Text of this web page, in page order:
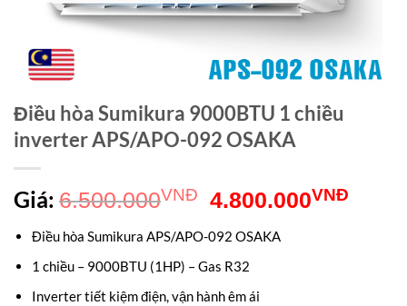
Điều hòa Sumikura 9000BTU 1 chiều
inverter APS/APO-092 OSAKA
Giá: 6.500.000VNĐ
Giá
gốc
là:
6.500.000VNĐ.
4.800.000VNĐGiá
Điều hòa Sumikura APS/APO-092 OSAKA
1 chiều – 9000BTU (1HP) – Gas R32
Inverter tiết kiệm điện, vận hành êm ái